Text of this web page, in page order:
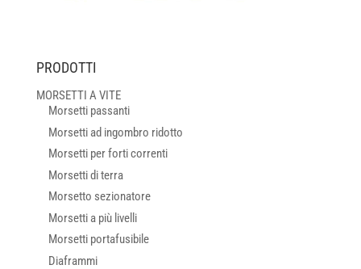
PRODOTTI
MORSETTI A VITE
Morsetti passanti
Morsetti ad ingombro ridotto
Morsetti per forti correnti
Morsetti di terra
Morsetto sezionatore
Morsetti a più livelli
Morsetti portafusibile
Diaframmi